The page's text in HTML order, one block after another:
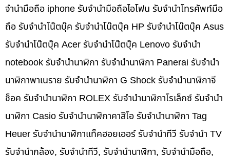
จำนำมือถือ iphone รับจำนำมือถือไอโฟน รับจำนำโทรศัพท์มือ
ถือ รับจำนำโน๊ตบุ๊ค รับจำนำโน๊ตบุ๊ค HP รับจำนำโน๊ตบุ๊ค Asus
รับจำนำโน๊ตบุ๊ค Acer รับจำนำโน๊ตบุ๊ค Lenovo รับจำนำ
notebook รับจำนำนาฬิกา รับจำนำนาฬิกา Panerai รับจำนำ
นาฬิกาพาเนราย รับจำนำนาฬิกา G Shock รับจำนำนาฬิกาจี
ช็อค รับจำนำนาฬิกา ROLEX รับจำนำนาฬิกาโรเล็กซ์ รับจำนำ
นาฬิกา Casio รับจำนำนาฬิกาคาสิโอ รับจำนำนาฬิกา Tag
Heuer รับจำนำนาฬิกาแท็คฮอยเออร์ รับจำนำทีวี รับจำนำ TV
รับจำนำกล้อง, รับจำนำทีวี, รับจำนำนาฬิกา, รับจำนำมือถือ,